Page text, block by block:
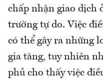
chấp nhận giao dịch
trường tự do. Việc
có thể gây ra những
gia tăng, tuy nhiên
phủ cho thấy việc